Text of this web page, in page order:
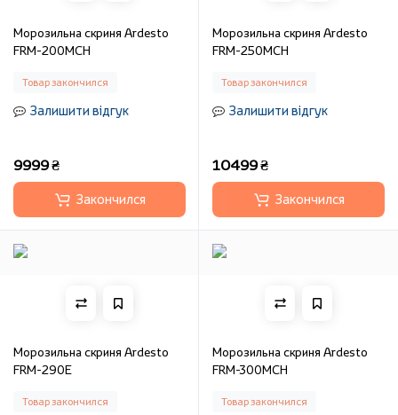
Морозильна скриня Ardesto
FRM-200MCH
Товар закончился
Залишити відгук
9999 ₴
Закончился
Морозильна скриня Ardesto
FRM-250MCH
Товар закончился
Залишити відгук
10499 ₴
Закончился
Морозильна скриня Ardesto
FRM-290E
Товар закончился
Морозильна скриня Ardesto
FRM-300MCH
Товар закончился